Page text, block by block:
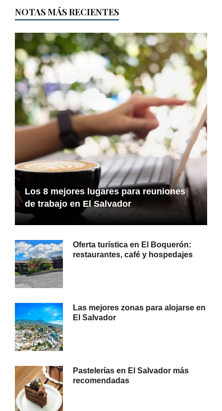
NOTAS MÁS RECIENTES
Los 8 mejores lugares para reuniones
de trabajo en El Salvador
Oferta turística en El Boquerón:
restaurantes, café y hospedajes
Las mejores zonas para alojarse en
El Salvador
Pastelerías en El Salvador más
recomendadas